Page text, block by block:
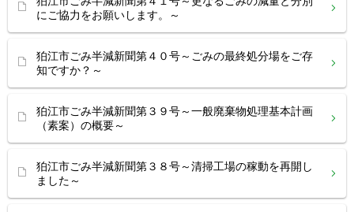
にご協力をお願いします。～
狛江市ごみ半減新聞第４０号～ごみの最終処分場をご存
知ですか？～
狛江市ごみ半減新聞第３９号～一般廃棄物処理基本計画
（素案）の概要～
狛江市ごみ半減新聞第３８号～清掃工場の稼動を再開し
ました～